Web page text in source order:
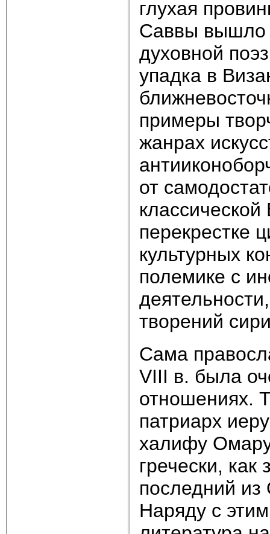
глухая
Саввы вышло
духовной
упадка в
примеры
жанрах
от
перекрестке
культурных
полемике с
творений
Сама
VIII в. была
отношениях.
патриарх
халифу
гречески,
последний
Наряду с